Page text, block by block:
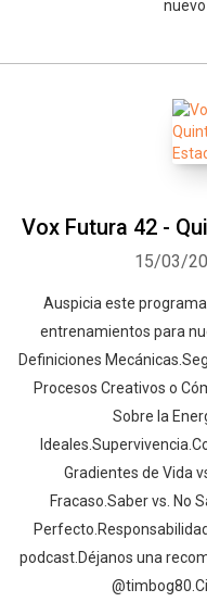
Vox Futura 42 -
15/03/
Auspicia este
entrenamientos para
Definiciones
Procesos Creativos o
Sobre la
Gradientes de Vida
Fracaso.Saber vs. No
podcast.Déjanos una